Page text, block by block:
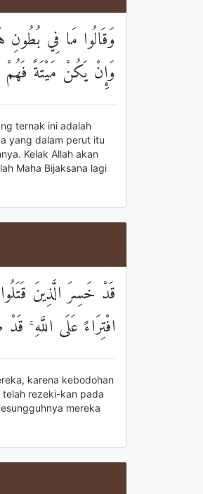
وَقَالُوا مَا فِي
وَإِنْ يَكُنْ مَيْتَةً
ternak ini adalah
yang dalam perut itu
Kelak Allah akan
Maha Bijaksana lagi
قَدْ خَسِرَ الَّذِينَ
افْتِرَاءً عَلَى اللَّهِ
karena kebodohan
rezeki-kan pada
mereka